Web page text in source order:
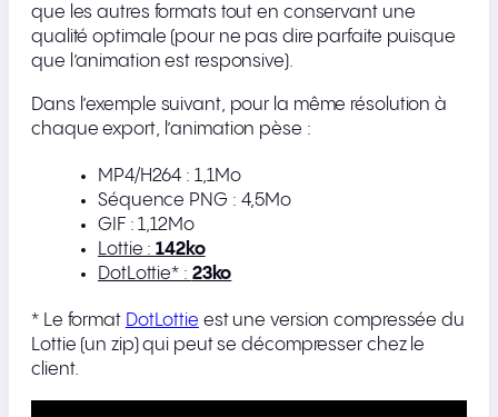
que les autres formats tout en conservant une
qualité optimale (pour ne pas dire parfaite puisque
que l’animation est responsive).
Dans l’exemple suivant, pour la même résolution à
chaque export, l’animation pèse :
MP4/H264 : 1,1Mo
Séquence PNG : 4,5Mo
GIF : 1,12Mo
Lottie :142ko
DotLottie* : 23ko
* Le format DotLottie est une version compressée du
Lottie (un zip) qui peut se décompresser chez le
client.